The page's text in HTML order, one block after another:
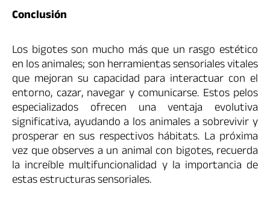
Conclusión
Los bigotes son mucho más que un rasgo estético
en los animales; son herramientas sensoriales vitales
que mejoran su capacidad para interactuar con el
entorno, cazar, navegar y comunicarse. Estos pelos
especializados ofrecen una ventaja evolutiva
significativa, ayudando a los animales a sobrevivir y
prosperar en sus respectivos hábitats. La próxima
vez que observes a un animal con bigotes, recuerda
la increíble multifuncionalidad y la importancia de
estas estructuras sensoriales.